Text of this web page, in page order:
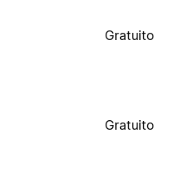
Gratuito
Gratuito